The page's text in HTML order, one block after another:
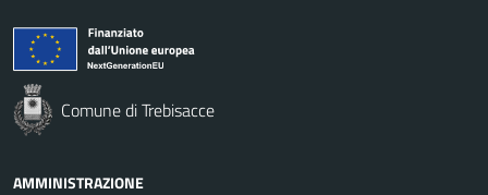
Comune di Trebisacce
AMMINISTRAZIONE